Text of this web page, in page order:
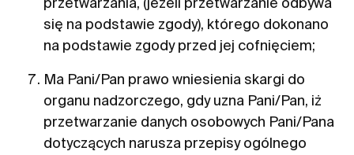
się na podstawie zgody), którego dokonano
na podstawie zgody przed jej cofnięciem;
Ma Pani/Pan prawo wniesienia skargi do
organu nadzorczego, gdy uzna Pani/Pan, iż
przetwarzanie danych osobowych Pani/Pana
dotyczących narusza przepisy ogólnego